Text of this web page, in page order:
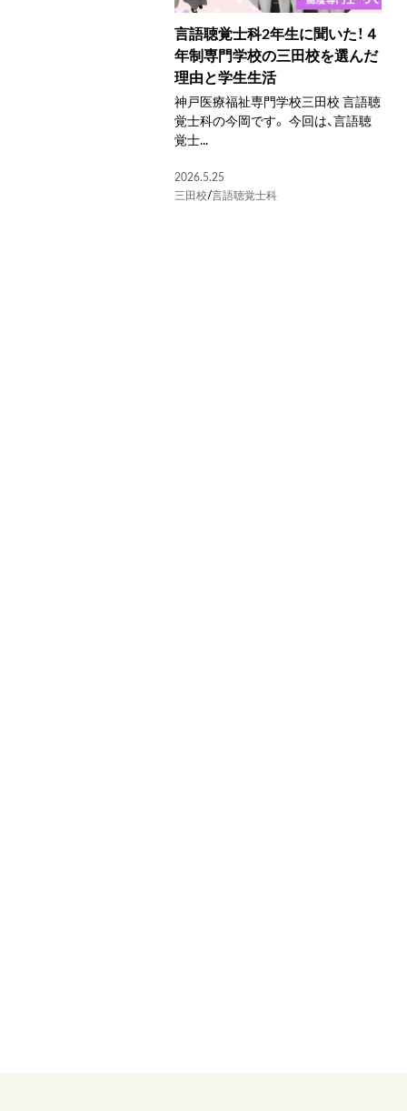
言語聴覚士科2年生に聞いた！４
年制専門学校の三田校を選んだ
理由と学生生活
神戸医療福祉専門学校三田校 言語聴
覚士科の今岡です。 今回は、言語聴
覚士...
2026.5.25
三田校/言語聴覚士科